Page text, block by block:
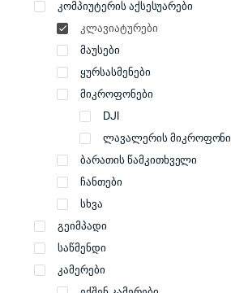
კომპიუტერის აქსესუარები
კლავიატურები
მაუსები
ყურსასმენები
მიკროფონები
DJI
ლავალერის მიკროფონი
ბარათის წამკითხველი
ჩანთები
სხვა
გეიმპადი
საწმენდი
კამერები